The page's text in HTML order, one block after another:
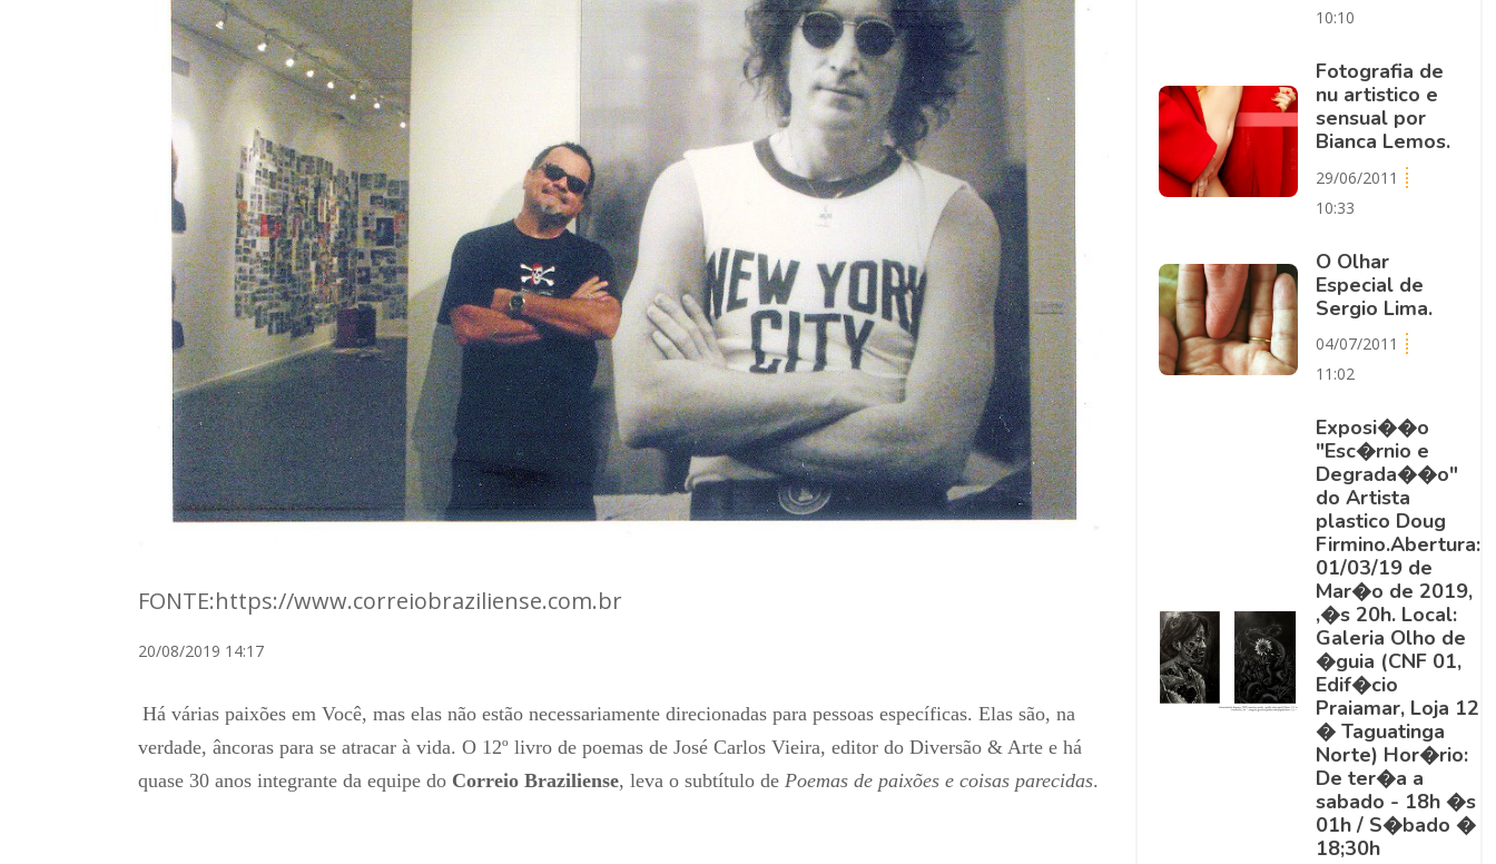
FONTE:https://www.correiobraziliense.com.br
20/08/2019 14:17
Há várias paixões em Você, mas elas não estão necessariamente direcionadas para pessoas específicas. Elas são, na
verdade, âncoras para se atracar à vida. O 12º livro de poemas de José Carlos Vieira, editor do Diversão & Arte e há
quase 30 anos integrante da equipe do Correio Braziliense, leva o subtítulo de Poemas de paixões e coisas parecidas.
10:10
Fotografia de
nu artistico e
sensual por
Bianca Lemos.
29/06/2011
10:33
O Olhar
Especial de
Sergio Lima.
04/07/2011
11:02
Exposi��o
"Esc�rnio e
Degrada��o"
do Artista
plastico Doug
Firmino.Abertura:
01/03/19 de
Mar�o de 2019,
,�s 20h. Local:
Galeria Olho de
�guia (CNF 01,
Edif�cio
Praiamar, Loja 12
� Taguatinga
Norte) Hor�rio:
De ter�a a
sabado - 18h �s
01h / S�bado �
18;30h